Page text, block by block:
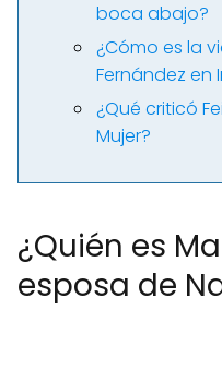
boca abajo?
¿Cómo es la
Fernández en
¿Qué criticó
Mujer?
¿Quién es
esposa de